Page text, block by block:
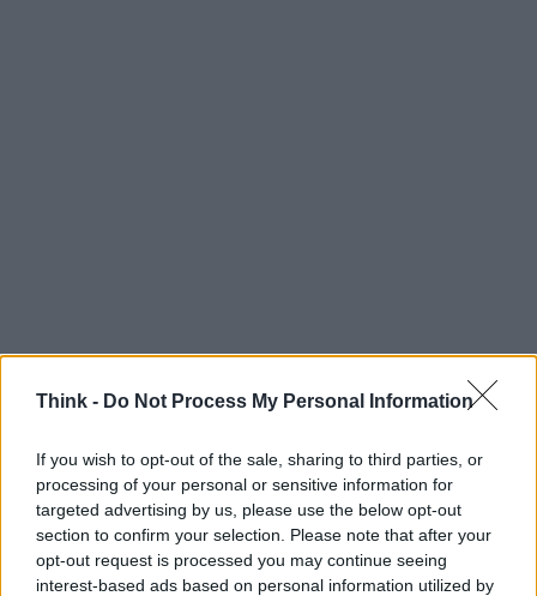
Think - Do Not Process My Personal Information
If you wish to opt-out of the sale, sharing to third parties, or
processing of your personal or sensitive information for
targeted advertising by us, please use the below opt-out
section to confirm your selection. Please note that after your
opt-out request is processed you may continue seeing
interest-based ads based on personal information utilized by
MONEY